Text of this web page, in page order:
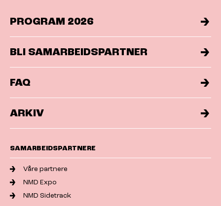
PROGRAM 2026
BLI SAMARBEIDSPARTNER
FAQ
ARKIV
SAMARBEIDSPARTNERE
Våre partnere
NMD Expo
NMD Sidetrack